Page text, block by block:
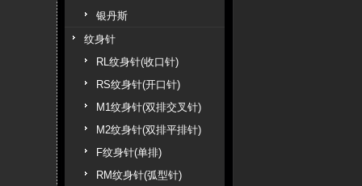
银丹斯
纹身针
RL纹身针(收口针)
RS纹身针(开口针)
M1纹身针(双排交叉针)
M2纹身针(双排平排针)
F纹身针(单排)
RM纹身针(弧型针)